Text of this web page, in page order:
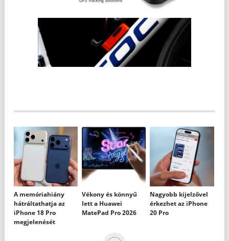
A memóriahiány
hátráltathatja az
iPhone 18 Pro
megjelenését
Vékony és könnyű
lett a Huawei
MatePad Pro 2026
Nagyobb kijelzővel
érkezhet az iPhone
20 Pro